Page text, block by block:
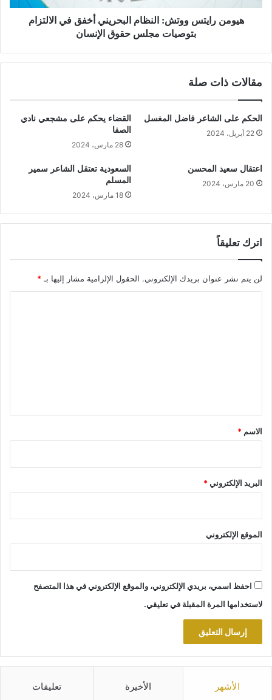
هيومن رايتس ووتش: النظام البحريني أخفق في الالتزام
بتوصيات مجلس حقوق الإنسان
مقالات ذات صلة
الحكم على الشاعر فاضل المغسل
22 أبريل، 2024
القضاء يحكم على مشجعي نادي
الصفا
28 مارس، 2024
اعتقال سعيد المحسن
20 مارس، 2024
السعودية تعتقل الشاعر سمير
المسلم
18 مارس، 2024
اترك تعليقاً
لن يتم نشر عنوان بريدك الإلكتروني. الحقول الإلزامية مشار إليها بـ *
*
الاسم *
البريد الإلكتروني*
الموقع الإلكتروني
احفظ اسمي، بريدي الإلكتروني، والموقع الإلكتروني في هذا المتصفح
لاستخدامها المرة المقبلة في تعليقي.
الأشهر الأخيرة تعليقات